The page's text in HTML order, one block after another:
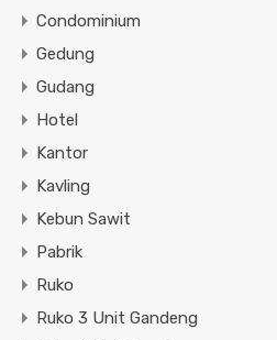
Condominium
Gedung
Gudang
Hotel
Kantor
Kavling
Kebun Sawit
Pabrik
Ruko
Ruko 3 Unit Gandeng